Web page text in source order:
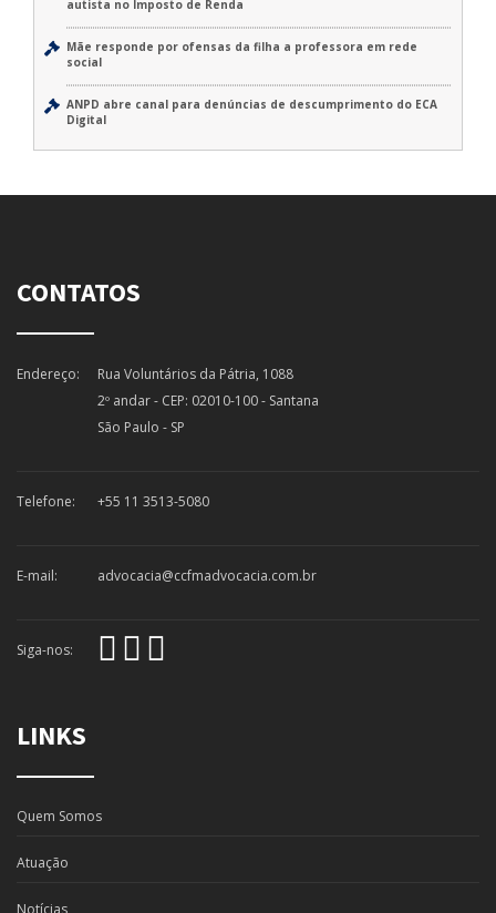
autista no Imposto de Renda
Mãe responde por ofensas da filha a professora em rede
social
ANPD abre canal para denúncias de descumprimento do ECA
Digital
CONTATOS
Endereço:
Rua Voluntários da Pátria, 1088
2º andar - CEP: 02010-100 - Santana
São Paulo - SP
Telefone: +55 11 3513-5080
E-mail: advocacia@ccfmadvocacia.com.br
Siga-nos:
LINKS
Quem Somos
Atuação
Notícias